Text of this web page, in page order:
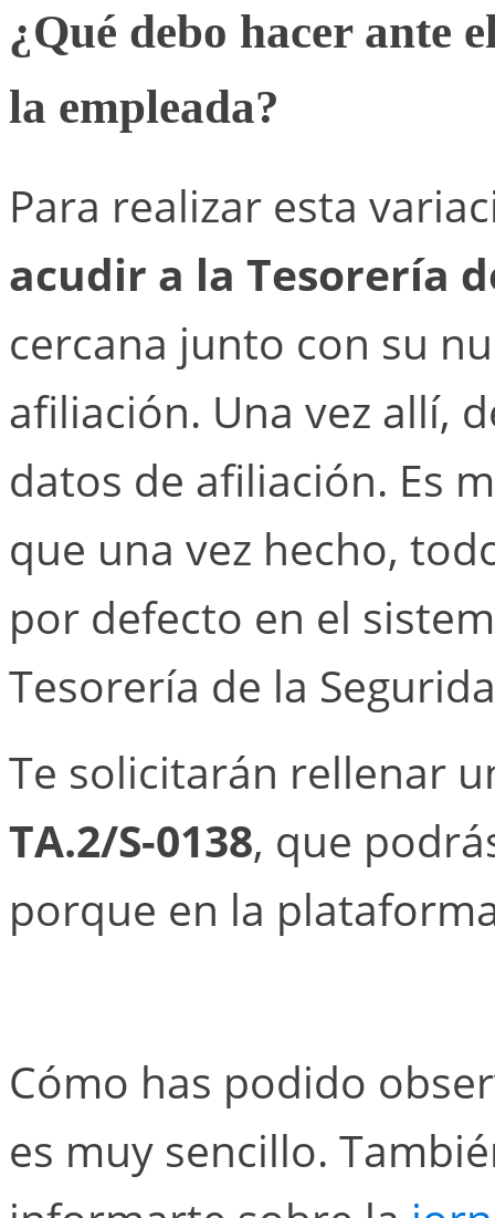
¿Qué debo hacer ante
la empleada?
Para realizar esta
acudir a la Tesorería
cercana junto con su
afiliación. Una vez allí,
datos de afiliación. Es
que una vez hecho,
por defecto en el
Tesorería de la
Te solicitarán rellenar
TA.2/S-0138, que
porque en la
Cómo has podido
es muy sencillo.